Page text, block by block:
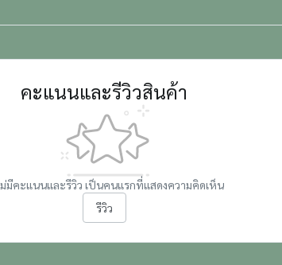
คะแนนและรีวิวสินค้า
ม่มีคะแนนและรีวิว เป็นคนแรกที่แสดงความคิดเห็น
รีวิว